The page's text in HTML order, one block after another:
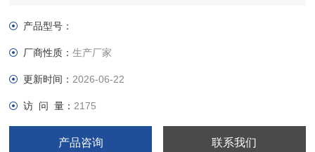
为射线而定向传播。超声波在液体、固体
中衰减很小，因而穿透能力强，尤其是在
对光不透明的固体中，超声波可穿透几十
产品型号：
厂商性质：生产厂家
更新时间： 2026-06-22
访 问 量： 2175
产品咨询 联系我们